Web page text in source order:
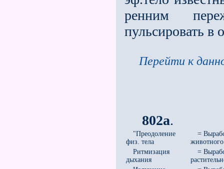
ренним
пульсировать в
Перейти к
802а.
"Преодоление
физ. тела
=
животного
Ритмизация
дыхания
=